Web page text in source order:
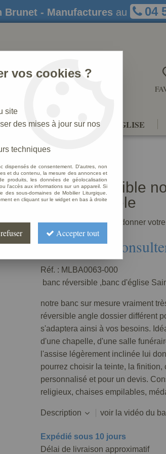
Brunet - Manufactures au 04
AMÉNAGEMENTS D'ÉGLISE
Banc réversible
voir le modèle
Soyez le premier à donner
Prix : Nous
Réf. : MLBA0063-000
banc réversible ,banc d'église
notre banc sur mesure vraiment
réversible angle dossier différent
s'adaptera ainsi à vos besoins.
d'une chapelle, d'une salle
l'assise légèrement inclinée lui
pourrez choisir la teinte, la finition,
personnalisé et pour un devis.
religieux, chaises empilables,
Description voir la vidéo du
Expédié sous 10 jours
Délai de livraison approximatif
vos cookies ?
site
des mises à jour sur nos
techniques
dispensés de consentement. D'autres, non
et du contenu, la mesure des annonces et
produits, les données de géolocalisation
l'accès aux informations sur un appareil. Si
des sous-domaines de Mobilier Liturgique.
en cliquant sur le widget en bas à droite
Accepter tout